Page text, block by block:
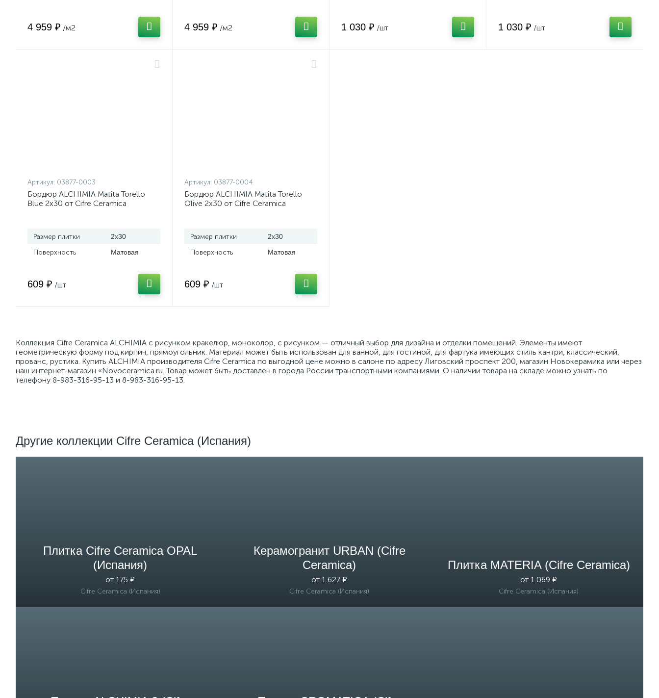
4 959 ₽ /м2 4 959 ₽ /м2 1 030 ₽ /шт 1 030 ₽ /шт
Артикул: 03877-0003
Бордюр ALCHIMIA Matita Torello
Blue 2x30 от Cifre Ceramica
Размер плитки 2x30
Поверхность Матовая
609 ₽ /шт
Артикул: 03877-0004
Бордюр ALCHIMIA Matita Torello
Olive 2x30 от Cifre Ceramica
Размер плитки 2x30
Поверхность Матовая
609 ₽ /шт
Коллекция Cifre Ceramica ALCHIMIA с рисунком кракелюр, моноколор, с рисунком — отличный выбор для дизайна и отделки помещений. Элементы имеют
геометрическую форму под кирпич, прямоугольник. Материал может быть использован для ванной, для гостиной, для фартука имеющих стиль кантри, классический,
прованс, рустика. Купить ALCHIMIA производителя Cifre Ceramica по выгодной цене можно в салоне по адресу Лиговский проспект 200, магазин Новокерамика или через
наш интернет-магазин «Novoceramica.ru. Товар может быть доставлен в города России транспортными компаниями. О наличии товара на складе можно узнать по
телефону 8-983-316-95-13 и 8-983-316-95-13.
Другие коллекции Cifre Ceramica (Испания)
Плитка Cifre Ceramica OPAL
(Испания)
от 175 ₽
Cifre Ceramica (Испания)
Керамогранит URBAN (Cifre
Ceramica)
от 1 627 ₽
Cifre Ceramica (Испания)
Плитка MATERIA (Cifre Ceramica)
от 1 069 ₽
Cifre Ceramica (Испания)